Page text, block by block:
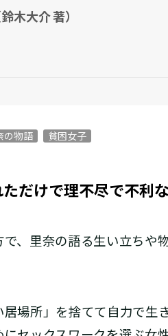
木大介 著）
の物語 貧困女子
だけで理不尽で不利
、里奈の語る生い立ちや
場所」を捨てて自力で生